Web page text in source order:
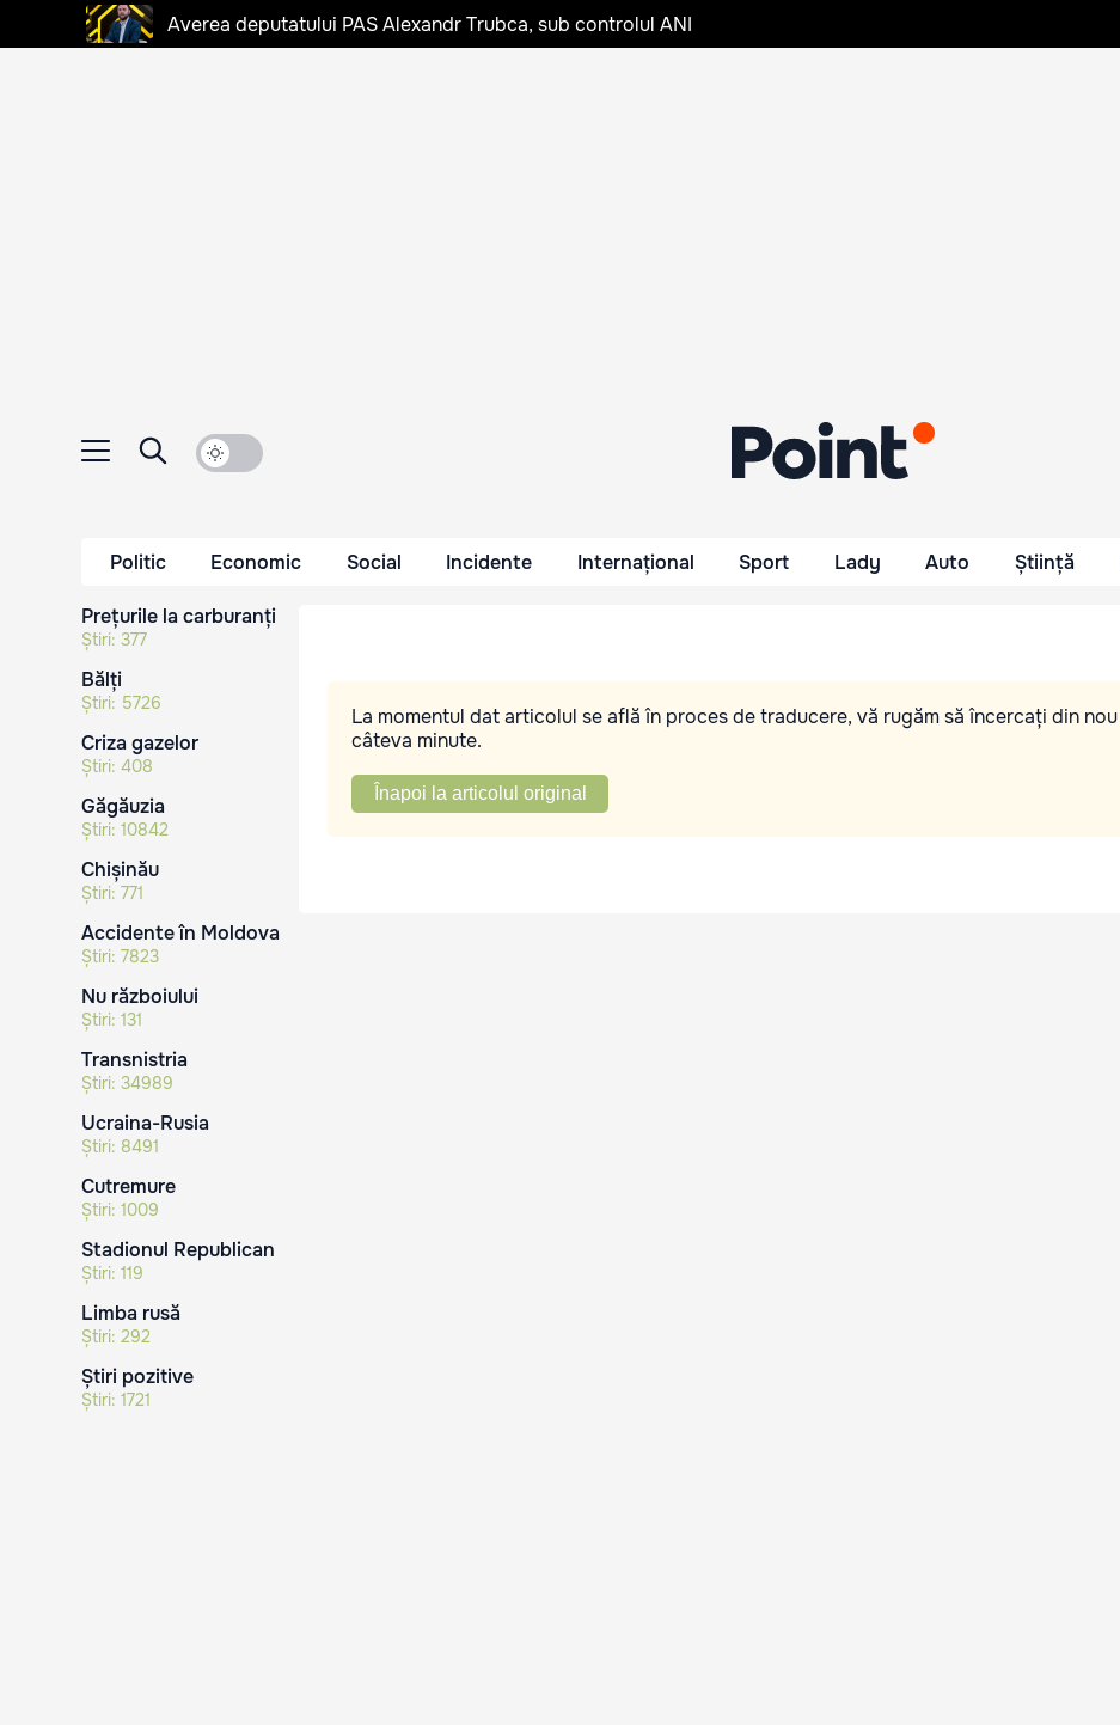
Averea deputatului PAS Alexandr Trubca, sub controlul ANI
Politic Economic Social Incidente Internațional Sport Lady Auto Știință
Prețurile la carburanți
Știri: 377
Bălți
Știri: 5726
Criza gazelor
Știri: 408
Găgăuzia
Știri: 10842
Chișinău
Știri: 771
Accidente în Moldova
Știri: 7823
Nu războiului
Știri: 131
Transnistria
Știri: 34989
Ucraina-Rusia
Știri: 8491
Cutremure
Știri: 1009
Stadionul Republican
Știri: 119
Limba rusă
Știri: 292
Știri pozitive
Știri: 1721
La momentul dat articolul se află în proces de traducere, vă rugăm să încercați din
câteva minute.
Înapoi la articolul original